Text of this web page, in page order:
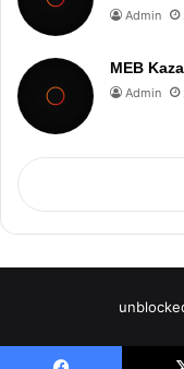
Admin
MEB
Admin